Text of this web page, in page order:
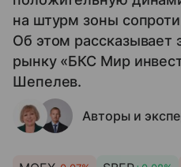
на штурм зоны
Об этом рассказывает
рынку «БКС Мир
Шепелев.
Авторы и